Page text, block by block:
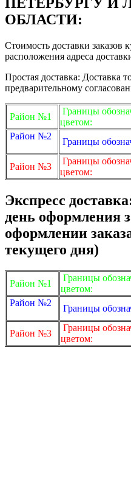
ПЕТЕРБУРГУ И
ОБЛАСТИ:
Стоимость доставки заказов
расположения адреса
Простая доставка: Доставка
предварительному
Район №1
Границы
цветом:
Район №2
Границы
Район №3
Границы
цветом:
Экспресс
день оформления
оформлении
текущего дня)
Район №1
Границы
цветом:
Район №2
Границы
Район №3
Границы
цветом: